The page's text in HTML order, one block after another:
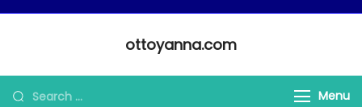
ottoyanna.com
Search
Menu